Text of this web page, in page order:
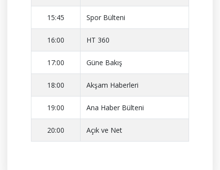
15:45 Spor Bülteni
16:00 HT 360
17:00 Güne Bakış
18:00 Akşam Haberleri
19:00 Ana Haber Bülteni
20:00 Açık ve Net